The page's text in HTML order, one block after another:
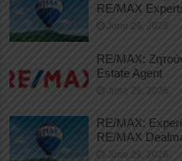
RE/MAX
June 29, 2026
RE/MAX:
Estate Agent
June 29, 2026
RE/MAX:
RE/MAX
June 29, 2026